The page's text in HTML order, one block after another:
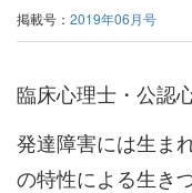
掲載号： 2019年06月号
臨床心理士・公認
発達障害には生ま
の特性による生き